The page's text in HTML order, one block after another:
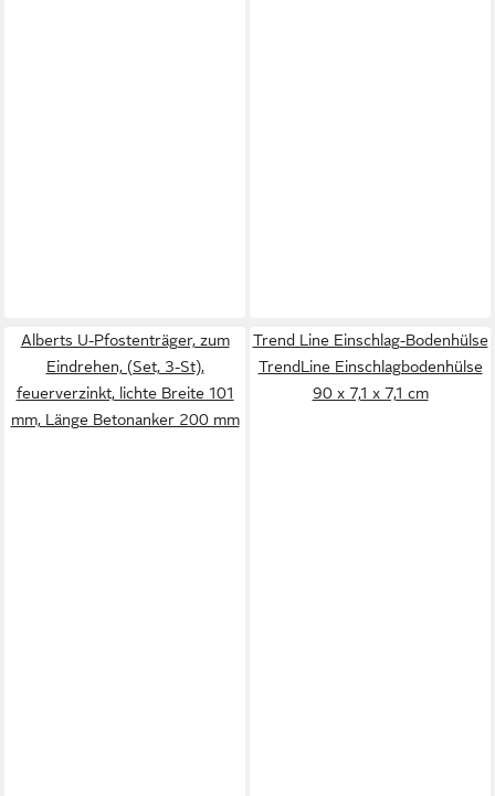
Alberts U-Pfostenträger, zum
Eindrehen, (Set, 3-St),
feuerverzinkt, lichte Breite 101
mm, Länge Betonanker 200 mm
Trend Line Einschlag-Bodenhülse
TrendLine Einschlagbodenhülse
90 x 7,1 x 7,1 cm